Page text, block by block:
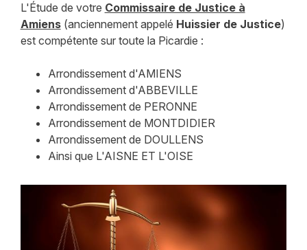
L'Étude de votre Commissaire de Justice à
Amiens (anciennement appelé Huissier de Justice)
est compétente sur toute la Picardie :
Arrondissement d'AMIENS
Arrondissement d'ABBEVILLE
Arrondissement de PERONNE
Arrondissement de MONTDIDIER
Arrondissement de DOULLENS
Ainsi que L'AISNE ET L'OISE